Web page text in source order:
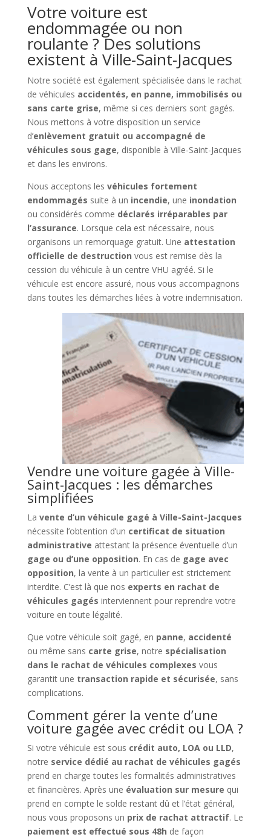
Votre voiture est
endommagée ou non
roulante ? Des solutions
existent à Ville-Saint-Jacques
Notre société est également spécialisée dans le rachat
de véhicules accidentés, en panne, immobilisés ou
sans carte grise, même si ces derniers sont gagés.
Nous mettons à votre disposition un service
d’enlèvement gratuit ou accompagné de
véhicules sous gage, disponible à Ville-Saint-Jacques
et dans les environs.
Nous acceptons les véhicules fortement
endommagés suite à un incendie, une inondation
ou considérés comme déclarés irréparables par
l’assurance. Lorsque cela est nécessaire, nous
organisons un remorquage gratuit. Une attestation
officielle de destruction vous est remise dès la
cession du véhicule à un centre VHU agréé. Si le
véhicule est encore assuré, nous vous accompagnons
dans toutes les démarches liées à votre indemnisation.
Vendre une voiture gagée à Ville-
Saint-Jacques : les démarches
simplifiées
La vente d’un véhicule gagé à Ville-Saint-Jacques
nécessite l’obtention d’un certificat de situation
administrative attestant la présence éventuelle d’un
gage ou d’une opposition. En cas de gage avec
opposition, la vente à un particulier est strictement
interdite. C’est là que nos experts en rachat de
véhicules gagés interviennent pour reprendre votre
voiture en toute légalité.
Que votre véhicule soit gagé, en panne, accidenté
ou même sans carte grise, notre spécialisation
dans le rachat de véhicules complexes vous
garantit une transaction rapide et sécurisée, sans
complications.
Comment gérer la vente d’une
voiture gagée avec crédit ou LOA ?
Si votre véhicule est sous crédit auto, LOA ou LLD,
notre service dédié au rachat de véhicules gagés
prend en charge toutes les formalités administratives
et financières. Après une évaluation sur mesure qui
prend en compte le solde restant dû et l’état général,
nous vous proposons un prix de rachat attractif. Le
paiement est effectué sous 48h de façon